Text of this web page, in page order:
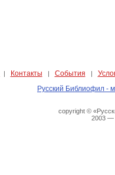
| Контакты | События |
Русский Библиофил -
copyright ©
2003 —